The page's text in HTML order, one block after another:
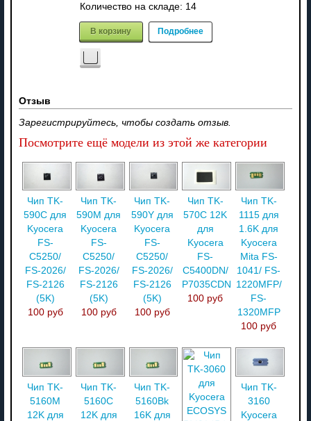
Количество на складе: 14
В корзину Подробнее
Отзыв
Зарегистрируйтесь, чтобы создать отзыв.
Посмотрите ещё модели из этой же категории
Чип TK-
590C для
Kyocera
FS-
C5250/
FS-2026/
FS-2126
(5K)
100 руб
Чип TK-
590M для
Kyocera
FS-
C5250/
FS-2026/
FS-2126
(5K)
100 руб
Чип TK-
590Y для
Kyocera
FS-
C5250/
FS-2026/
FS-2126
(5K)
100 руб
Чип TK-
570C 12K
для
Kyocera
FS-
C5400DN/
P7035CDN
100 руб
Чип TK-
1115 для
1.6K для
Kyocera
Mita FS-
1041/ FS-
1220MFP/
FS-
1320MFP
100 руб
Чип TK-
5160M
12K для
Чип TK-
5160C
12K для
Чип TK-
5160Bk
16K для
Чип TK-
3160
Kyocera